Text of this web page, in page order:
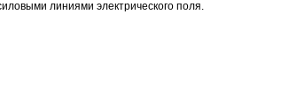
линиями электрического поля.